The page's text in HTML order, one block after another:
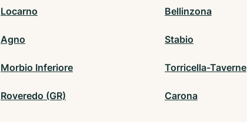
Locarno Bellinzona
Agno Stabio
Morbio Inferiore Torricella-Taverne
Roveredo (GR) Carona